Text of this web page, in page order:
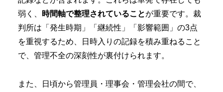
弱く、
時間軸で整理されていることが重要です。裁
判所は「発生時期」「継続性」「影響範囲」の3点
を重視するため、日時入りの記録を積み重ねること
で、管理不全の深刻性が裏付けられます。
また、日頃から管理員・理事会・管理会社の間で、